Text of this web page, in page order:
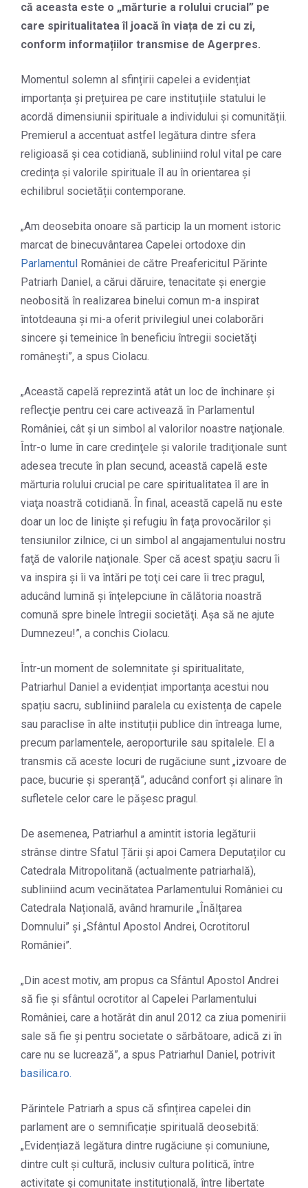
că aceasta este o „mărturie a rolului crucial” pe
care spiritualitatea îl joacă în viața de zi cu zi,
conform informațiilor transmise de Agerpres.
Momentul solemn al sfințirii capelei a evidențiat
importanța și prețuirea pe care instituțiile statului le
acordă dimensiunii spirituale a individului și comunității.
Premierul a accentuat astfel legătura dintre sfera
religioasă și cea cotidiană, subliniind rolul vital pe care
credința și valorile spirituale îl au în orientarea și
echilibrul societății contemporane.
„Am deosebita onoare să particip la un moment istoric
marcat de binecuvântarea Capelei ortodoxe din
Parlamentul României de către Preafericitul Părinte
Patriarh Daniel, a cărui dăruire, tenacitate şi energie
neobosită în realizarea binelui comun m-a inspirat
întotdeauna şi mi-a oferit privilegiul unei colaborări
sincere şi temeinice în beneficiu întregii societăţi
româneşti”, a spus Ciolacu.
„Această capelă reprezintă atât un loc de închinare şi
reflecţie pentru cei care activează în Parlamentul
României, cât şi un simbol al valorilor noastre naţionale.
Într-o lume în care credinţele şi valorile tradiţionale sunt
adesea trecute în plan secund, această capelă este
mărturia rolului crucial pe care spiritualitatea îl are în
viaţa noastră cotidiană. În final, această capelă nu este
doar un loc de linişte şi refugiu în faţa provocărilor şi
tensiunilor zilnice, ci un simbol al angajamentului nostru
faţă de valorile naţionale. Sper că acest spaţiu sacru îi
va inspira şi îi va întări pe toţi cei care îi trec pragul,
aducând lumină şi înţelepciune în călătoria noastră
comună spre binele întregii societăţi. Aşa să ne ajute
Dumnezeu!”, a conchis Ciolacu.
Într-un moment de solemnitate și spiritualitate,
Patriarhul Daniel a evidențiat importanța acestui nou
spațiu sacru, subliniind paralela cu existența de capele
sau paraclise în alte instituții publice din întreaga lume,
precum parlamentele, aeroporturile sau spitalele. El a
transmis că aceste locuri de rugăciune sunt „izvoare de
pace, bucurie și speranță”, aducând confort și alinare în
sufletele celor care le pășesc pragul.
De asemenea, Patriarhul a amintit istoria legăturii
strânse dintre Sfatul Țării și apoi Camera Deputaților cu
Catedrala Mitropolitană (actualmente patriarhală),
subliniind acum vecinătatea Parlamentului României cu
Catedrala Națională, având hramurile „Înălțarea
Domnului” și „Sfântul Apostol Andrei, Ocrotitorul
României”.
„Din acest motiv, am propus ca Sfântul Apostol Andrei
să fie și sfântul ocrotitor al Capelei Parlamentului
României, care a hotărât din anul 2012 ca ziua pomenirii
sale să fie și pentru societate o sărbătoare, adică zi în
care nu se lucrează”, a spus Patriarhul Daniel, potrivit
basilica.ro.
Părintele Patriarh a spus că sfințirea capelei din
parlament are o semnificație spirituală deosebită:
„Evidențiază legătura dintre rugăciune și comuniune,
dintre cult și cultură, inclusiv cultura politică, între
activitate și comunitate instituțională, între libertate